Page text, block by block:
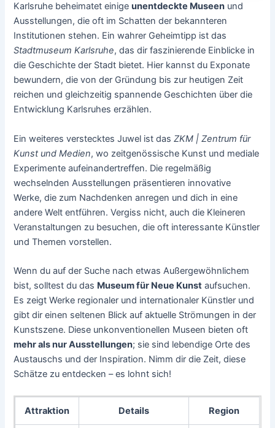
Karlsruhe beheimatet einigeunentdeckte Museen und
Ausstellungen, die oft im Schatten der bekannteren
Institutionen stehen. Ein wahrer Geheimtipp ist das
Stadtmuseum Karlsruhe, das dir faszinierende Einblicke in
die Geschichte der Stadt bietet. Hier kannst du Exponate
bewundern, die von der Gründung bis zur heutigen Zeit
reichen und gleichzeitig spannende Geschichten über die
Entwicklung Karlsruhes erzählen.
Ein weiteres verstecktes Juwel ist dasZKM | Zentrum für
Kunst und Medien, wo zeitgenössische Kunst und mediale
Experimente aufeinandertreffen. Die regelmäßig
wechselnden Ausstellungen präsentieren innovative
Werke, die zum Nachdenken anregen und dich in eine
andere Welt entführen. Vergiss nicht, auch die Kleineren
Veranstaltungen zu besuchen, die oft interessante Künstler
und Themen vorstellen.
Wenn du auf der Suche nach etwas Außergewöhnlichem
bist, solltest du das Museum für Neue Kunst aufsuchen.
Es zeigt Werke regionaler und internationaler Künstler und
gibt dir einen seltenen Blick auf aktuelle Strömungen in der
Kunstszene. Diese unkonventionellen Museen bieten oft
mehr als nur Ausstellungen; sie sind lebendige Orte des
Austauschs und der Inspiration. Nimm dir die Zeit, diese
Schätze zu entdecken – es lohnt sich!
Attraktion Details Region